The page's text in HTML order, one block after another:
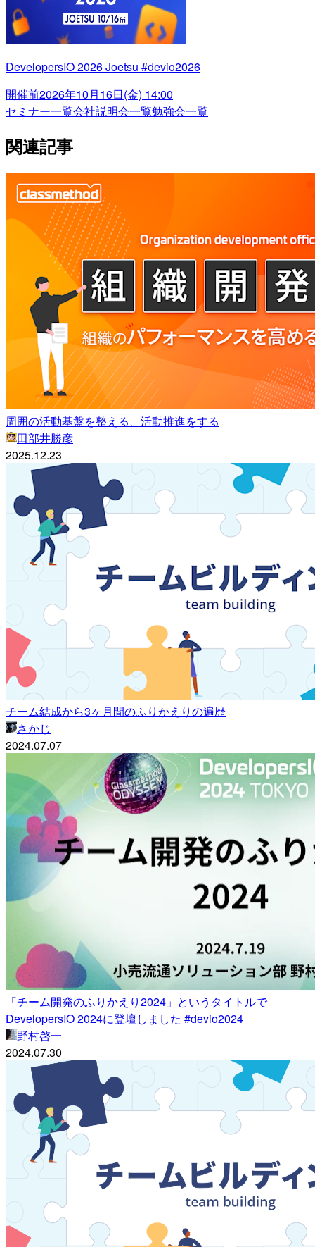
DevelopersIO 2026 Joetsu #devio2026
開催前2026年10月16日(金) 14:00
セミナー一覧会社説明会一覧勉強会一覧
関連記事
周囲の活動基盤を整える、活動推進をする
田部井勝彦
2025.12.23
チーム結成から3ヶ月間のふりかえりの遍歴
さかじ
2024.07.07
「チーム開発のふりかえり2024」というタイトルで
DevelopersIO 2024に登壇しました #devio2024
野村啓一
2024.07.30